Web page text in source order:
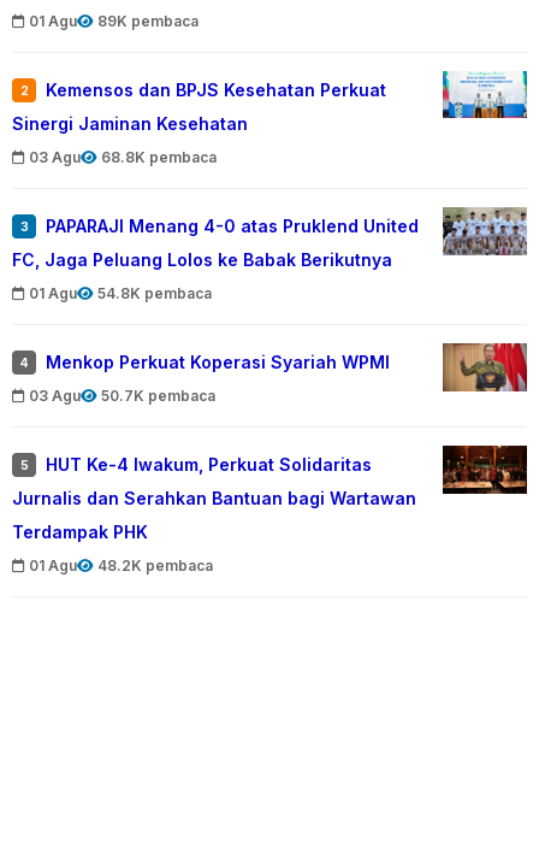
01 Agu 89K pembaca
2
Kemensos dan BPJS Kesehatan Perkuat
Sinergi Jaminan Kesehatan
03 Agu 68.8K pembaca
3
PAPARAJI Menang 4-0 atas Pruklend United
FC, Jaga Peluang Lolos ke Babak Berikutnya
01 Agu 54.8K pembaca
4 Menkop Perkuat Koperasi Syariah WPMI
03 Agu 50.7K pembaca
5
HUT Ke-4 Iwakum, Perkuat Solidaritas
Jurnalis dan Serahkan Bantuan bagi Wartawan
Terdampak PHK
01 Agu 48.2K pembaca